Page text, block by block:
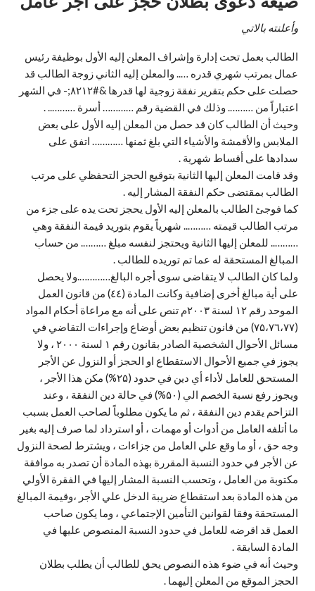
وأعلنته بالاتي
الطالب بعمل تحت إدارة وإشراف المعلن إليه الأول بوظيفة رئيس
عمال بمرتب شهري قدره ….. والمعلن إليه الثاني زوجة الطالب قد
حصلت على حكم بتقرير نفقة زوجية لها قدرها &#۸۲۱۲;- في الشهر
اعتباراً من ………. وذلك في القضية رقم ………… أسرة ……….. .
وحيث أن الطالب كان قد حصل من المعلن إليه الأول على بعض
الملابس والأقمشة والأشياء التي بلغ ثمنها ………… اتفق على
سدادها على أقساط شهرية .
وقد قامت المعلن إليها الثانية بتوقيع الحجز التحفظي على مرتب
الطالب بمقتضى حكم النفقة المشار إليه .
كما فوجئ الطالب بالمعلن إليه الأول يحجز تحت يده على جزء من
مرتب الطالب قيمته ……….. شهرياً يقوم بتوريد قيمة النفقة وهي
……….. للمعلن إليها الثانية ويحتجز لنفسه مبلغ ………. من حساب
المبالغ المستحقة له عما تم توريده للطالب .
ولما كان الطالب لا يتقاضى سوى أجره البالغ………….ولا يحصل
على أية مبالغ أخرى إضافية وكانت المادة (٤٤) من قانون العمل
الموحد رقم ۱۲ لسنة ۲۰۰۳م تنص على أنه مع مراعاة أحكام المواد
(۷۵،۷٦،۷۷) من قانون تنظيم بعض أوضاع وإجراءات التقاضي في
مسائل الأحوال الشخصية الصادر بقانون رقم ۱ لسنة ۲۰۰۰ ، ولا
يجوز في جميع الأحوال الاستقطاع او الحجز أو النزول عن الأجر
المستحق للعامل لأداء أي دين في حدود (۲۵%) مكن هذا الأجر ،
ويجوز رفع نسبة الخصم الي (۵۰%) في حالة دين النفقة ، وعند
التزاحم يقدم دين النفقة ، ثم ما يكون مطلوباً لصاحب العمل بسبب
ما أتلفه العامل من أدوات أو مهمات ، أو استرداد لما صرف إليه بغير
وجه حق ، أو ما وقع علي العامل من جزاءات ، ويشترط لصحة النزول
عن الأجر في حدود النسبة المقررة بهذه المادة أن تصدر به موافقة
مكتوبة من العامل ، وتحسب النسبة المشار إليها في الفقرة الأولي
من هذه المادة بعد استقطاع ضريبة الدخل علي الأجر ،وقيمة المبالغ
المستحقة وفقا لقوانين التأمين الإجتماعي ، وما يكون صاحب
العمل قد اقرضه للعامل في حدود النسبة المنصوص عليها في
المادة السابقة .
وحيث أنه في ضوء هذه النصوص يحق للطالب أن يطلب بطلان
الحجز الموقع من المعلن إليهما .